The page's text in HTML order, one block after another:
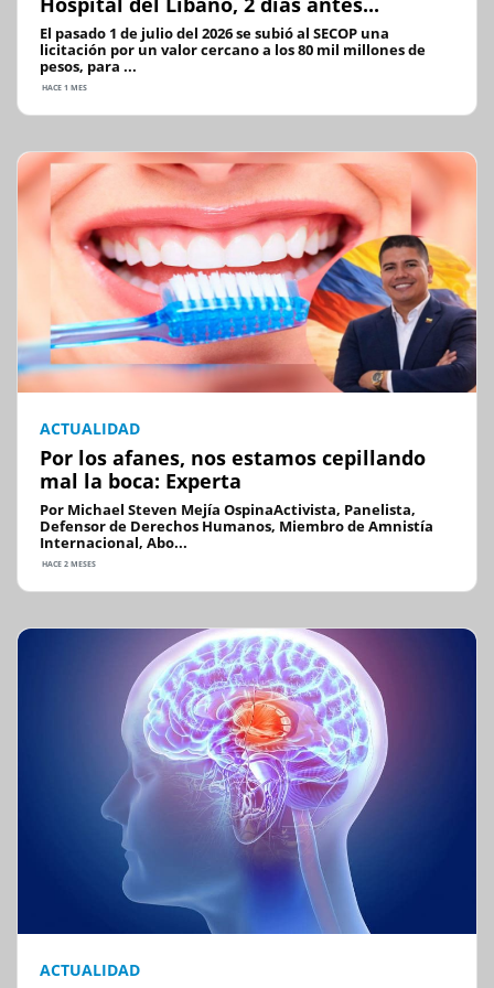
El pasado 1 de julio del 2026 se subió al SECOP una
licitación por un valor cercano a los 80 mil millones de
pesos, para ...
HACE 1 MES
ACTUALIDAD
Por los afanes, nos estamos cepillando
mal la boca: Experta
Por Michael Steven Mejía OspinaActivista, Panelista,
Defensor de Derechos Humanos, Miembro de Amnistía
Internacional, Abo...
HACE 2 MESES
ACTUALIDAD